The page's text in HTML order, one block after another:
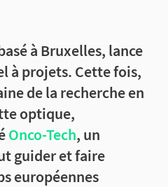
à Bruxelles, lance
à projets. Cette fois,
de la recherche en
optique,
Onco-Tech, un
guider et faire
européennes